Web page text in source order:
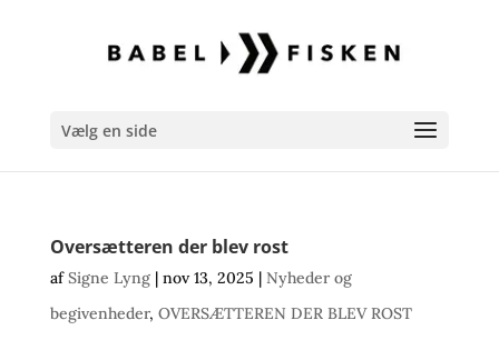
Vælg en side
Oversætteren der blev rost
afSigne Lyng| nov 13, 2025 | Nyheder og
begivenheder, OVERSÆTTEREN DER BLEV ROST